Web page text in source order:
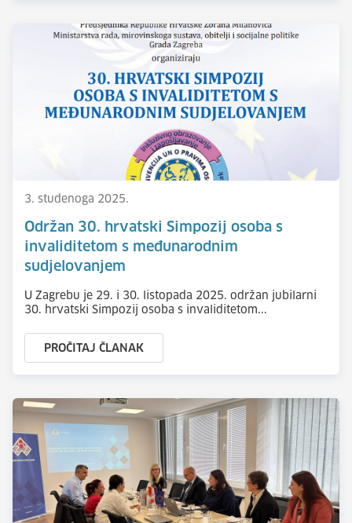
3. studenoga 2025.
Održan 30. hrvatski Simpozij osoba s
invaliditetom s međunarodnim
sudjelovanjem
U Zagrebu je 29. i 30. listopada 2025. održan jubilarni
30. hrvatski Simpozij osoba s invaliditetom...
PROČITAJ ČLANAK